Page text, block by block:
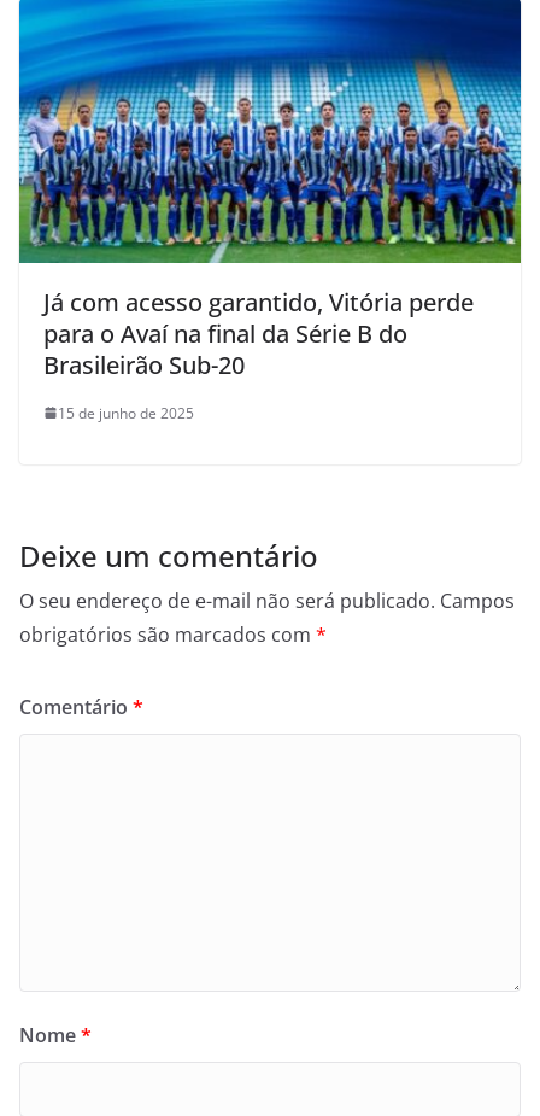
Já com acesso garantido, Vitória perde
para o Avaí na final da Série B do
Brasileirão Sub-20
15 de junho de 2025
Deixe um comentário
O seu endereço de e-mail não será publicado. Campos
obrigatórios são marcados com *
Comentário *
Nome*